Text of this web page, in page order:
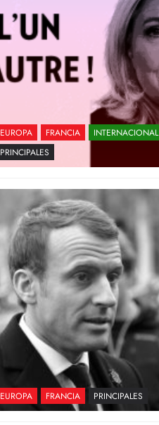
EUROPA FRANCIA
INTERNACIONAL
PRINCIPALES
EUROPA FRANCIA PRINCIPALES